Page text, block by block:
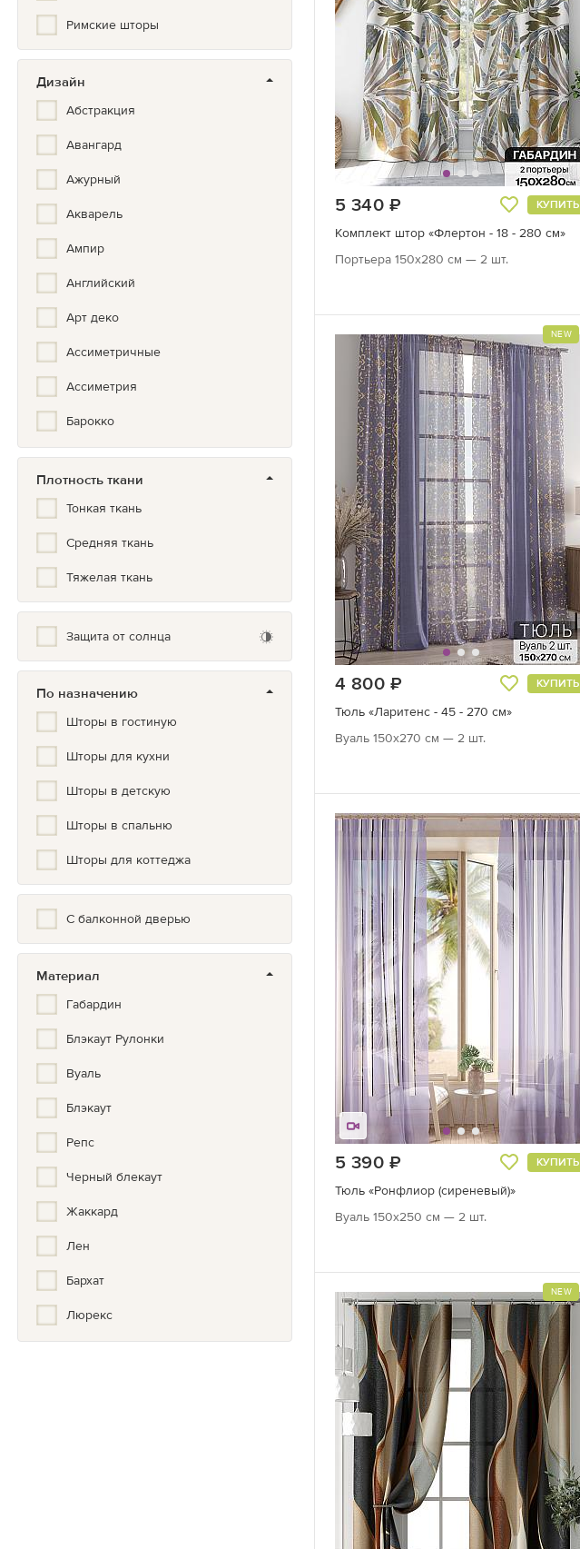
Римские шторы
Дизайн
Абстракция
Авангард
Ажурный
Акварель
Ампир
Английский
Арт деко
Ассиметричные
Ассиметрия
Барокко
Бохо
Градиент
Гранж
Греческий
Дамаск
Дерево
Детский
Жаккард
Зимний
Золото, Серебро, Бронза
Иллюстрация
Кантри
Китайский
Классический
Клетка
Комбинированные
Космос
Красивый
Кружево
Плотность ткани
Тонкая ткань
Средняя ткань
Тяжелая ткань
Защита от солнца
По назначению
Шторы в гостиную
Шторы для кухни
Шторы в детскую
Шторы в спальню
Шторы для коттеджа
С балконной дверью
Материал
Габардин
Блэкаут Рулонки
Вуаль
Блэкаут
Репс
Черный блекаут
Жаккард
Лен
Бархат
Люрекс
5 340 КУПИТЬ
Комплект штор «Флертон - 18 - 280 см»
Портьера 150х280 см — 2 шт.
NEW
4 800 КУПИТЬ
Тюль «Ларитенс - 45 - 270 см»
Вуаль 150х270 см — 2 шт.
5 390 КУПИТЬ
Тюль «Ронфлиор (сиреневый)»
Вуаль 150х250 см — 2 шт.
NEW